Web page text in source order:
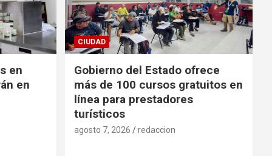
en
en
CIUDAD
Gobierno del Estado ofrece
más de 100 cursos gratuitos en
línea para prestadores
turísticos
agosto 7, 2026 redaccion